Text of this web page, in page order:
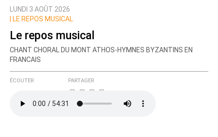
LUNDI 3 AOÛT 2026
LE REPOS MUSICAL
Le repos musical
CHANT CHORAL DU MONT ATHOS-HYMNES BYZANTINS EN
FRANCAIS
ÉCOUTER PARTAGER